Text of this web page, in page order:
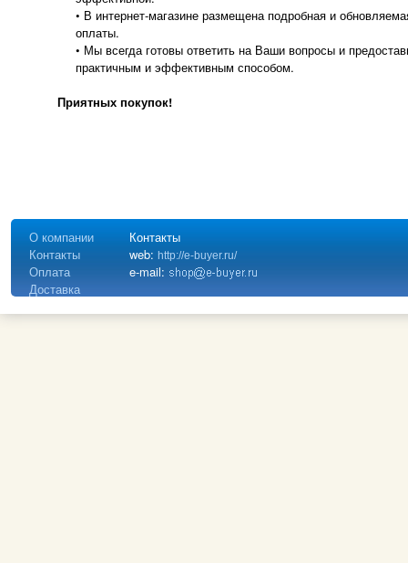
• В интернет-магазине размещена подробная и
оплаты.
• Мы всегда готовы ответить на Ваши вопросы и
практичным и эффективным способом.
Приятных покупок!
О компании
Контакты
Оплата
Доставка
Контакты
web: http://e-buyer.ru/
e-mail: